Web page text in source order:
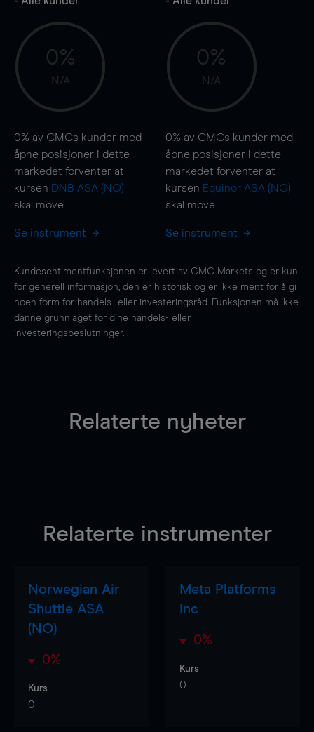
0%
N/A
0% av CMCs kunder med
åpne posisjoner i dette
markedet forventer at
kursen DNB ASA (NO)
skal move
Se instrument
0%
N/A
0% av CMCs kunder med
åpne posisjoner i dette
markedet forventer at
kursen Equinor ASA (NO)
skal move
Se instrument
Kundesentimentfunksjonen er levert av CMC Markets og er kun
for generell informasjon, den er historisk og er ikke ment for å gi
noen form for handels- eller investeringsråd. Funksjonen må ikke
danne grunnlaget for dine handels- eller
investeringsbeslutninger.
Relaterte nyheter
Relaterte instrumenter
Norwegian Air
Shuttle ASA
(NO)
0%
Kurs
0
Meta Platforms
Inc
0%
Kurs
0